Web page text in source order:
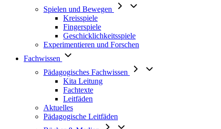
Spielen und Bewegen
Kreisspiele
Fingerspiele
Geschicklichkeitsspiele
Experimentieren und Forschen
Fachwissen
Pädagogisches Fachwissen
Kita Leitung
Fachtexte
Leitfäden
Aktuelles
Pädagogische Leitfäden